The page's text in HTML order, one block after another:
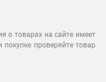
о товарах на сайте имеет
проверяйте товар